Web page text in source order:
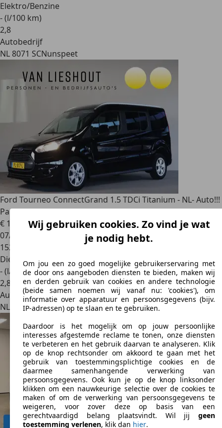
Elektro/Benzine
- (l/100 km)
2,8
Autobedrijf
NL 8071 SCNunspeet
Ford Tourneo ConnectGrand 1.5 TDCi Titanium - NL- Auto!!!
Parksens. V+
€ 15.9001
07/2017
152.898 km
Diesel
- (l/100 km)
2,8
Autobedrijf
NL 1446 WPPurmerend
Wij gebruiken cookies. Zo vind je wat
je nodig hebt.
Om jou een zo goed mogelijke gebruikerservaring met
de door ons aangeboden diensten te bieden, maken wij
en derden gebruik van cookies en andere technologie
(beide samen noemen wij vanaf nu: 'cookies'), om
informatie over apparatuur en persoonsgegevens (bijv.
IP-adressen) op te slaan en te gebruiken.
Daardoor is het mogelijk om op jouw persoonlijke
interesses afgestemde reclame te tonen, onze diensten
te verbeteren en het gebruik daarvan te analyseren. Klik
op de knop rechtsonder om akkoord te gaan met het
gebruik van toestemmingsplichtige cookies en de
daarmee samenhangende verwerking van
persoonsgegevens. Ook kun je op de knop linksonder
klikken om een nauwkeurige selectie over de cookies te
maken of om de verwerking van persoonsgegevens te
weigeren, voor zover deze op basis van een
gerechtvaardigd belang plaatsvindt. Wil jij geen
toestemming verlenen, klik dan hier.